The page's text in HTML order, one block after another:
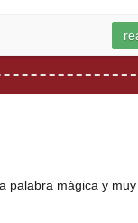
palabra mágica y muy